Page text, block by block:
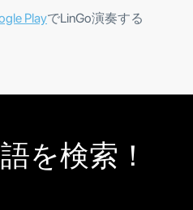
PlayでLinGo演奏する
を検索！